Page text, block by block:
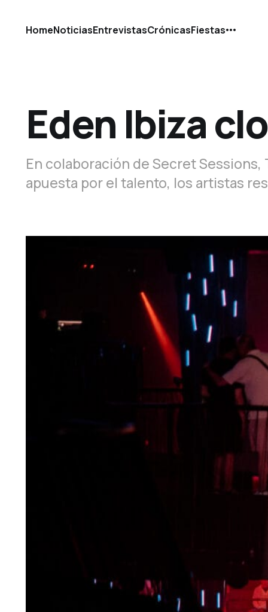
HomeNoticiasEntrevistasCrónicasFiestas
Eden Ibiza
En colaboración de Secret
apuesta por el talento, los artistas